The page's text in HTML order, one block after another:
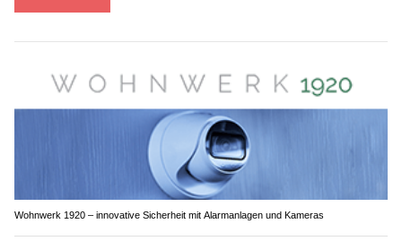
Wohnwerk 1920 – innovative Sicherheit mit Alarmanlagen und Kameras